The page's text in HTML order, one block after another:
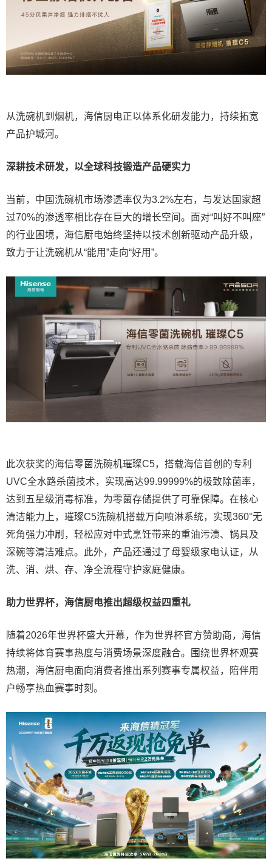
从洗碗机到烟机，海信厨电正以体系化研发能力，持续拓宽
产品护城河。
深耕技术研发，以全球科技锻造产品硬实力
当前，中国洗碗机市场渗透率仅为3.2%左右，与发达国家超
过70%的渗透率相比存在巨大的增长空间。面对“叫好不叫座”
的行业困境，海信厨电始终坚持以技术创新驱动产品升级，
致力于让洗碗机从“能用”走向“好用”。
此次获奖的海信零菌洗碗机璀璨C5，搭载海信首创的专利
UVC全水路杀菌技术，实现高达99.99999%的极致除菌率，
达到五星级消毒标准，为零菌存储提供了可靠保障。在核心
清洁能力上，璀璨C5洗碗机搭载万向喷淋系统，实现360°无
死角强力冲刷，轻松应对中式烹饪带来的重油污渍、锅具及
深碗等清洁难点。此外，产品还通过了母婴级家电认证，从
洗、消、烘、存、净全流程守护家庭健康。
助力世界杯，海信厨电推出超级权益四重礼
随着2026年世界杯盛大开幕，作为世界杯官方赞助商，海信
持续将体育赛事热度与消费场景深度融合。围绕世界杯观赛
热潮，海信厨电面向消费者推出系列赛事专属权益，陪伴用
户畅享热血赛事时刻。